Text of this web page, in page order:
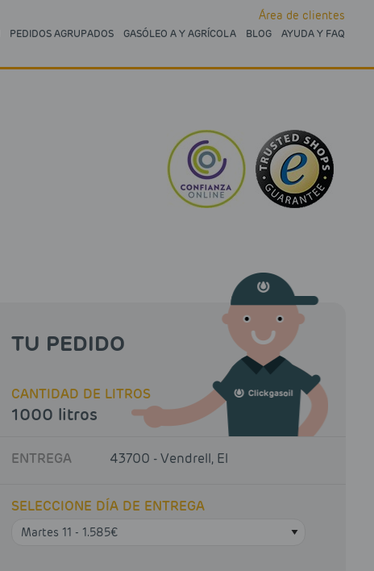
PEDIDOS AGRUPADOS GASÓLEO A Y AGRÍCOLA BLOG AYUDA Y FAQ
Área de clientes
TU PEDIDO
CANTIDAD DE LITROS
1000 litros
ENTREGA 43700 - Vendrell, El
SELECCIONE DÍA DE ENTREGA